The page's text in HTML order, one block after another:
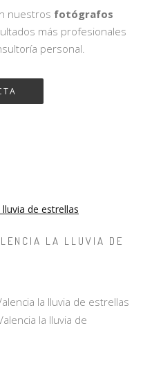
nuestros fotógrafos
más profesionales
personal.
LA LLUVIA DE
la lluvia de estrellas
la lluvia de